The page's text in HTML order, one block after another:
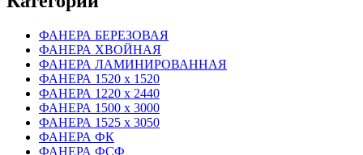
ФАНЕРА БЕРЕЗОВАЯ
ФАНЕРА ХВОЙНАЯ
ФАНЕРА ЛАМИНИРОВАННАЯ
ФАНЕРА 1520 х 1520
ФАНЕРА 1220 х 2440
ФАНЕРА 1500 х 3000
ФАНЕРА 1525 х 3050
ФАНЕРА ФК
ФАНЕРА ФСФ